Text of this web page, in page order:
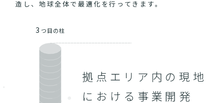
造し、地球全体で最適化を行ってきます。
3 つ目の柱
拠点エリア内の現地
における事業開発